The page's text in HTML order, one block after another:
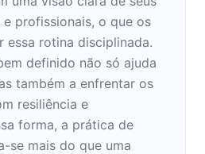
profissionais, o que os
essa rotina disciplinada.
definido não só ajuda
também a enfrentar os
resiliência e
forma, a prática de
se mais do que uma